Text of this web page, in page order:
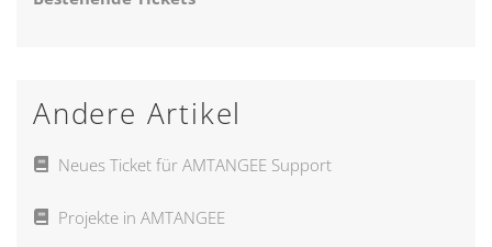
Andere Artikel
Neues Ticket für AMTANGEE Support
Projekte in AMTANGEE